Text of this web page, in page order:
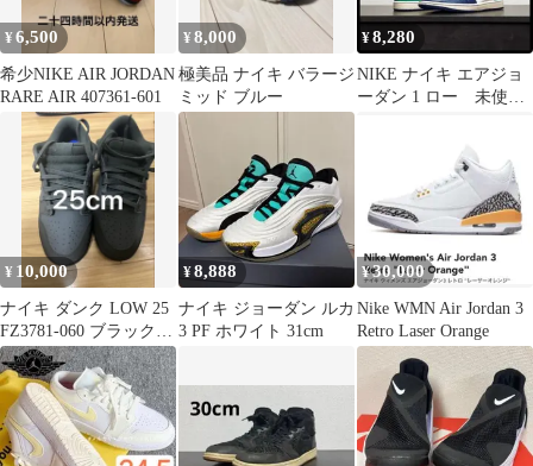
¥6,500
希少NIKE AIR JORDAN
RARE AIR 407361-601
¥8,000
極美品 ナイキ バラージ
ミッド ブルー
¥8,280
NIKE ナイキ エアジョ
ーダン 1 ロー 未使
¥ 10,000
ナイキ ダンク LOW 25
FZ3781-060 ブラック
ジョーダン
¥8,888
ナイキ ジョーダン ルカ
3 PF ホワイト 31cm
¥30,000
Nike WMN Air Jordan 3
Retro Laser Orange